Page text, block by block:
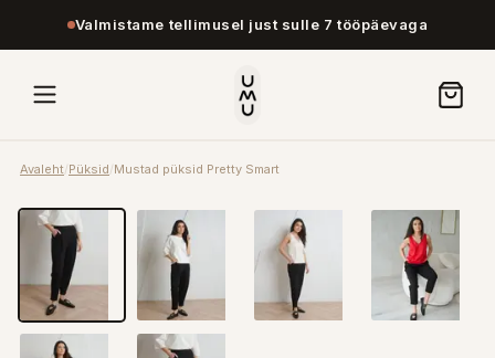
Valmistame tellimusel just sulle 7 tööpäevaga
Avaleht/Püksid/Mustad püksid Pretty Smart